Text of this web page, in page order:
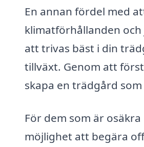
En annan fördel med
klimatförhållanden
att trivas bäst i din
tillväxt. Genom att
skapa en trädgård
För dem som är
möjlighet att begära